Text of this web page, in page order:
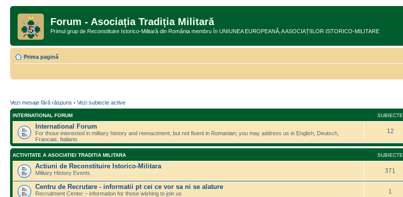
Forum - Asociația Tradiția Militară
Primul grup de Reconstituire Istorico-Militară din România membru în UNIUNEA EUROPEANĂ‚ A ASOCIAȚIILOR ISTORICO-MILITARE
Prima pagină
Vezi mesaje fără răspuns • Vezi subiecte active
INTERNATIONAL FORUM SUBIECTE
International Forum
For those interested in military history and reenactment, but not fluent in Romanian; you may address us in English, Deutsch,
Francais, Italiano.
12
ACTIVITATE A ASOCIATIEI TRADITIA MILITARA SUBIECTE
Actiuni de Reconstituire Istorico-Militara
Military History Events 371
Centru de Recrutare - informatii pt cei ce vor sa ni se alature
Recruitment Center – information for those wishing to join us 1